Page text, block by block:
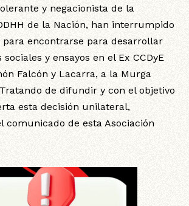
y negacionista de la
de la Nación, han interrumpido
encontrarse para desarrollar
y ensayos en el Ex CCDyE
Falcón y Lacarra, a la Murga
Tratando de difundir y con el objetivo
esta decisión unilateral,
comunicado de esta Asociación